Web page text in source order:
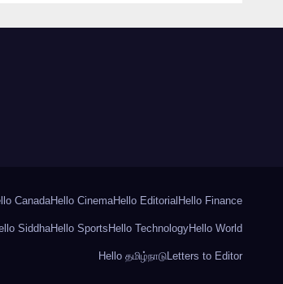
CanadaHello CinemaHello Editorial Hello Finance
SiddhaHello Sports Hello TechnologyHello World
Hello தமிழ்நாடுLetters to Editor